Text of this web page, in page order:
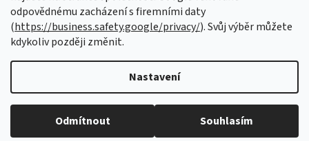
odpovědnému zacházení s firemními daty
(https://business.safety.google/privacy/). Svůj výběr můžete
kdykoliv později změnit.
Nastavení
Odmítnout Souhlasím
Vytvořil Shoptet Premium
Copyright 2026Aretační přípravky . Všechna práva vyhrazena.